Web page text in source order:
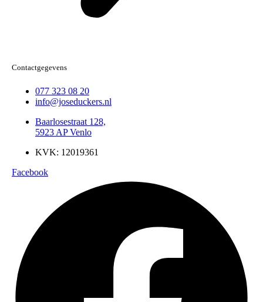
Contactgegevens
077 323 08 20
info@joseduckers.nl
Baarlosestraat 128,
5923 AP Venlo
KVK: 12019361
Facebook